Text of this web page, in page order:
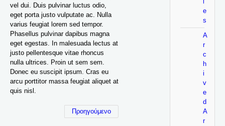
vel dui. Duis pulvinar luctus odio,
eget porta justo vulputate ac. Nulla
varius feugiat lorem sed tempor.
Phasellus pulvinar dapibus magna
eget egestas. In malesuada lectus at
justo pellentesque vitae rhoncus
nulla ultrices. Proin ut sem sem.
Donec eu suscipit ipsum. Cras eu
arcu porttitor massa feugiat aliquet at
quis nisl.
Προηγούμενο
e
s
A
r
c
h
i
v
e
d
A
r